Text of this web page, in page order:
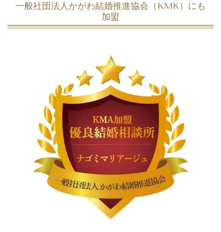
一般社団法人かがわ結婚推進協会（KMK）にも
加盟